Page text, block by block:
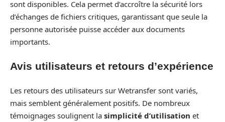
sont disponibles. Cela permet d’accroître la sécurité lors
d’échanges de fichiers critiques, garantissant que seule la
personne autorisée puisse accéder aux documents
importants.
Avis utilisateurs et retours d’expérience
Les retours des utilisateurs sur Wetransfer sont variés,
mais semblent généralement positifs. De nombreux
témoignages soulignent la simplicité d’utilisation et